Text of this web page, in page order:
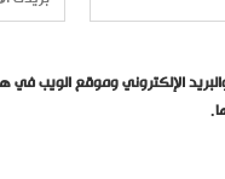
الإلكتروني وموقع الويب في